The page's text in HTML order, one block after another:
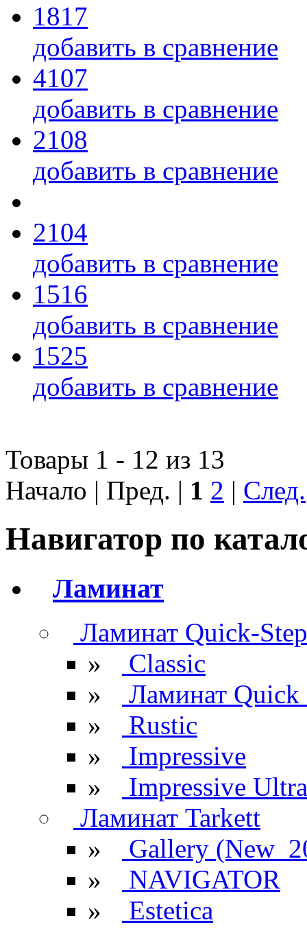
1817
добавить в сравнение
4107
добавить в сравнение
2108
добавить в сравнение
2104
добавить в сравнение
1516
добавить в сравнение
1525
добавить в сравнение
Товары 1 - 12 из 13
Начало | Пред. | 1 2 | След.
Навигатор по
Ламинат
Ламинат Quick-Step
»
Classic
»
Ламинат Quick
»
Rustic
»
Impressive
»
Impressive Ultra
Ламинат Tarkett
»
Gallery
»
NAVIGATOR
»
Estetica